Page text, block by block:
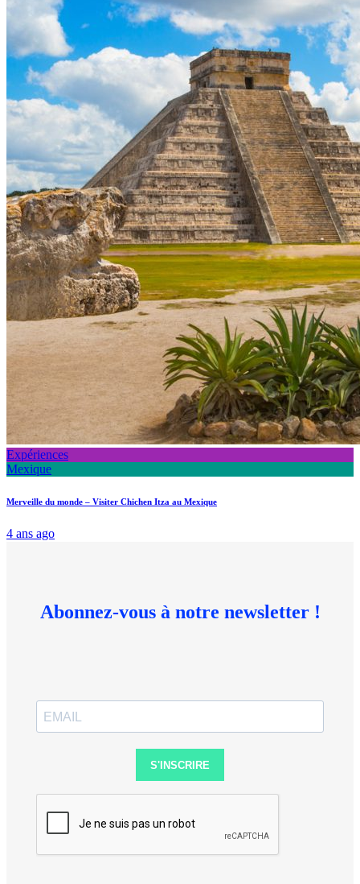
Expériences
Mexique
Merveille du monde – Visiter Chichen Itza au Mexique
4 ans ago
Abonnez-vous à notre newsletter !
S'INSCRIRE